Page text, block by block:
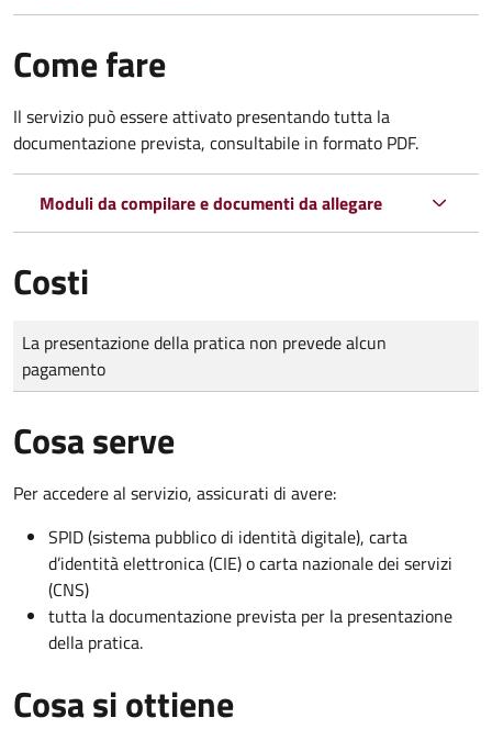
Come fare
Il servizio può essere attivato presentando tutta la
documentazione prevista, consultabile in formato PDF.
Moduli da compilare e documenti da allegare
Costi
Tipo di pagamento
Importo
La presentazione della pratica non prevede alcun
pagamento
Cosa serve
Per accedere al servizio, assicurati di avere:
SPID (sistema pubblico di identità digitale), carta
d’identità elettronica (CIE) o carta nazionale dei servizi
(CNS)
tutta la documentazione prevista per la presentazione
della pratica.
Cosa si ottiene